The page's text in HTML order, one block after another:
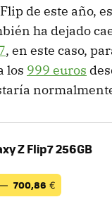
de este año,
ha dejado
, en este caso,
los 999 euros
Z Flip7 256GB
— 700,86 €